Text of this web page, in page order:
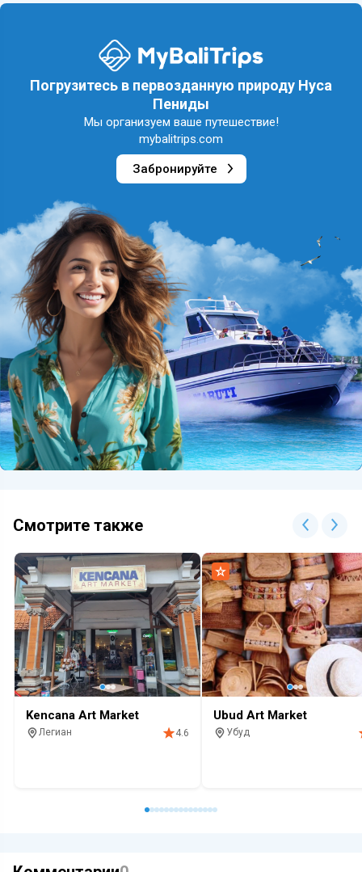
Погрузитесь в первозданную природу Нуса
Пениды
Мы организуем ваше путешествие!
mybalitrips.com
Забронируйте
Смотрите также
Kencana Art Market
Легиан
4.6
Ubud Art Market
Убуд